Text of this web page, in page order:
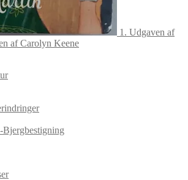
1. Udgaven af
af Carolyn Keene